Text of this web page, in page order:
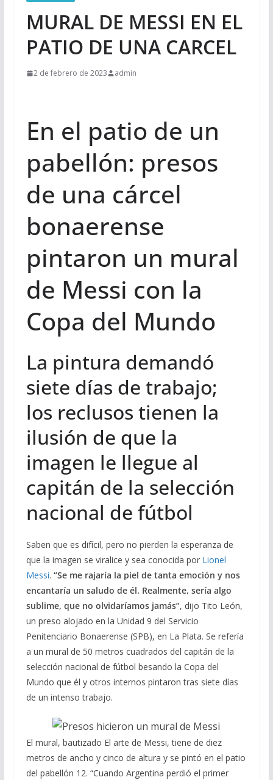
MURAL DE MESSI EN EL
PATIO DE UNA CARCEL
2 de febrero de 2023 admin
En el patio de un
pabellón: presos
de una cárcel
bonaerense
pintaron un mural
de Messi con la
Copa del Mundo
La pintura demandó
siete días de trabajo;
los reclusos tienen la
ilusión de que la
imagen le llegue al
capitán de la selección
nacional de fútbol
Saben que es difícil, pero no pierden la esperanza de
que la imagen se viralice y sea conocida por Lionel
Messi. “Se me rajaría la piel de tanta emoción y nos
encantaría un saludo de él. Realmente, sería algo
sublime, que no olvidaríamos jamás”, dijo Tito León,
un preso alojado en la Unidad 9 del Servicio
Penitenciario Bonaerense (SPB), en La Plata. Se refería
a un mural de 50 metros cuadrados del capitán de la
selección nacional de fútbol besando la Copa del
Mundo que él y otros internos pintaron tras siete días
de un intenso trabajo.
El mural, bautizado El arte de Messi, tiene de diez
metros de ancho y cinco de altura y se pintó en el patio
del pabellón 12. “Cuando Argentina perdió el primer